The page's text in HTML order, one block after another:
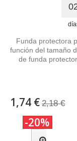
Funda protectora
función del tamaño
de funda
1,74 € 2,18 €
-20%